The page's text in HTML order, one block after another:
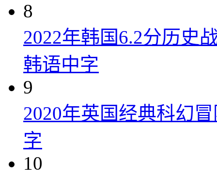
8
2022年韩国6.2分历史
韩语中字
9
2020年英国经典科幻
字
10